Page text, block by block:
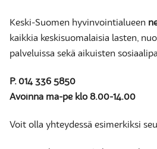
Keski-Suomen hyvinvointialueen
kaikkia keskisuomalaisia lasten,
palveluissa sekä aikuisten
P. 014 336 5850
Avoinna ma-pe klo 8.00-14.00
Voit olla yhteydessä esimerkiksi